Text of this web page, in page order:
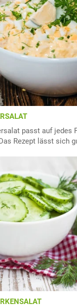
passt auf jedes
Rezept lässt sich